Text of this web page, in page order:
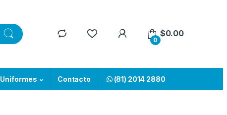
0
$0.00
Uniformes Contacto (81) 2014 2880